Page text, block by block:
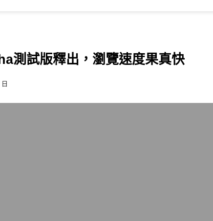
測試版釋出，瀏覽速度果真快